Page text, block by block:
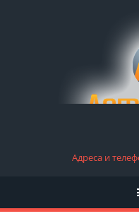
Адреса и